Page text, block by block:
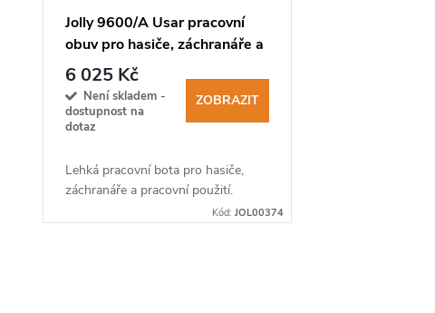
Jolly 9600/A Usar pracovní
obuv pro hasiče, záchranáře a
jednotky USAR
6 025 Kč
Není skladem -
dostupnost na
dotaz
ZOBRAZIT
Lehká pracovní bota pro hasiče,
záchranáře a pracovní použití.
Kód:JOL00374